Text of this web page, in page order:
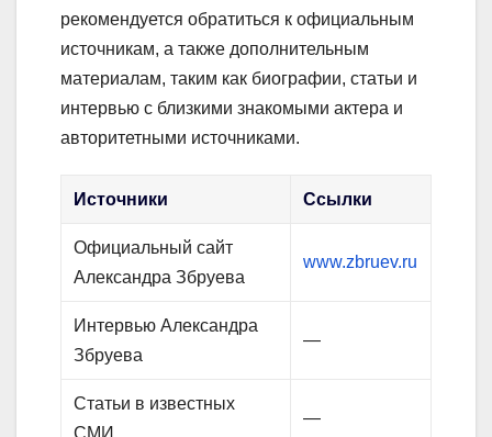
рекомендуется обратиться к официальным
источникам, а также дополнительным
материалам, таким как биографии, статьи и
интервью с близкими знакомыми актера и
авторитетными источниками.
Источники Ссылки
Официальный сайт
Александра Збруева
www.zbruev.ru
Интервью Александра
Збруева
—
Статьи в известных
СМИ
—